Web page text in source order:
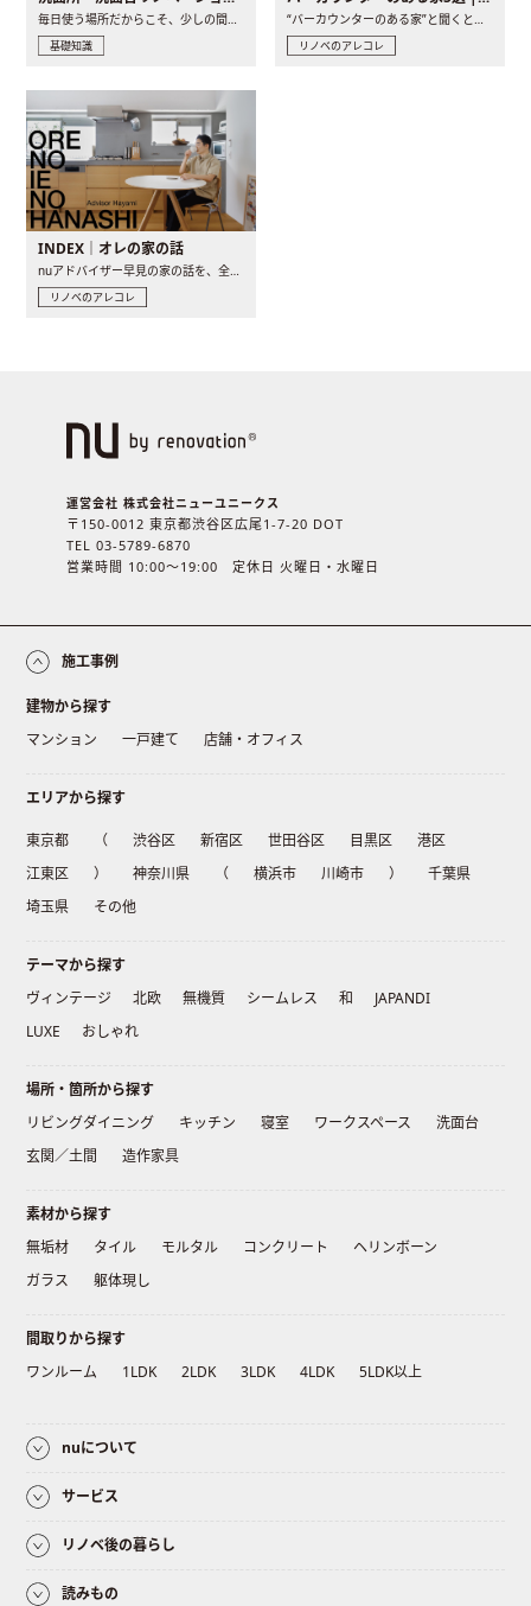
基礎知識 リノベのアレコレ
INDEX｜オレの家の話
nuアドバイザー早見の家の話を、全4話でお届け。リノベーションを..
リノベのアレコレ
運営会社 株式会社ニューユニークス
〒150-0012 東京都渋谷区広尾1-7-20 DOT
TEL 03-5789-6870
営業時間 10:00〜19:00 定休日 火曜日・水曜日
施工事例
建物から探す
マンション
一戸建て 店舗・オフィス
エリアから探す
東京都 （ 渋谷区 新宿区 世田谷区 目黒区
港区
江東区
） 神奈川県 （ 横浜市 川崎市 ）
千葉県
埼玉県
その他
テーマから探す
ヴィンテージ
北欧 無機質 シームレス 和
JAPANDI
LUXE
おしゃれ
場所・箇所から探す
リビングダイニング
キッチン 寝室 ワークスペース
洗面台
玄関／土間
造作家具
素材から探す
無垢材
タイル モルタル コンクリート
ヘリンボーン
ガラス
躯体現し
間取りから探す
ワンルーム
1LDK 2LDK 3LDK 4LDK 5LDK以上
nuについて
サービス
リノベ後の暮らし
読みもの